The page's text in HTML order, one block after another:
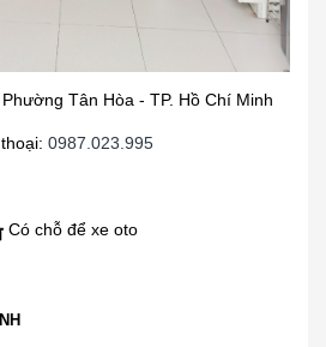
Tân Hòa - TP. Hồ Chí Minh
0987.023.995
Có chỗ để xe oto